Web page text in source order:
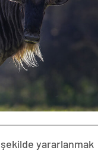
yararlanmak